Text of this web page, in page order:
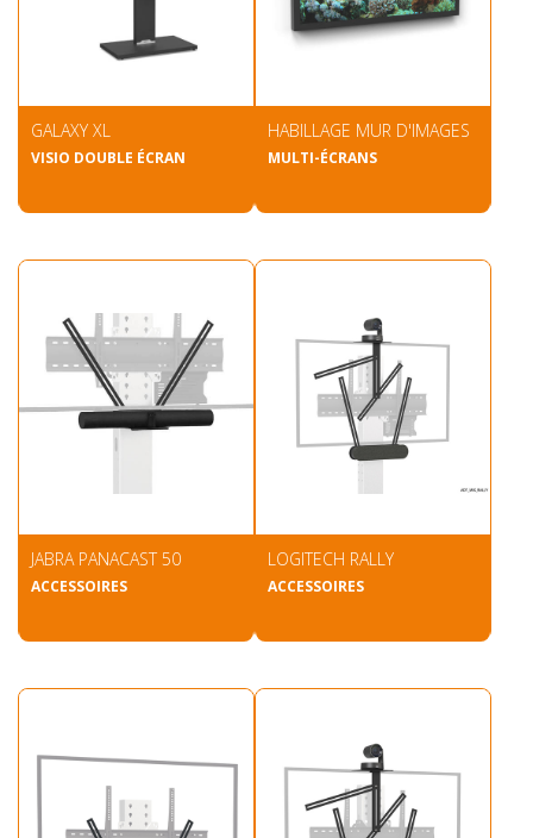
GALAXY XL
VISIO DOUBLE ÉCRAN
HABILLAGE MUR D'IMAGES
MULTI-ÉCRANS
JABRA PANACAST 50
ACCESSOIRES
LOGITECH RALLY
ACCESSOIRES